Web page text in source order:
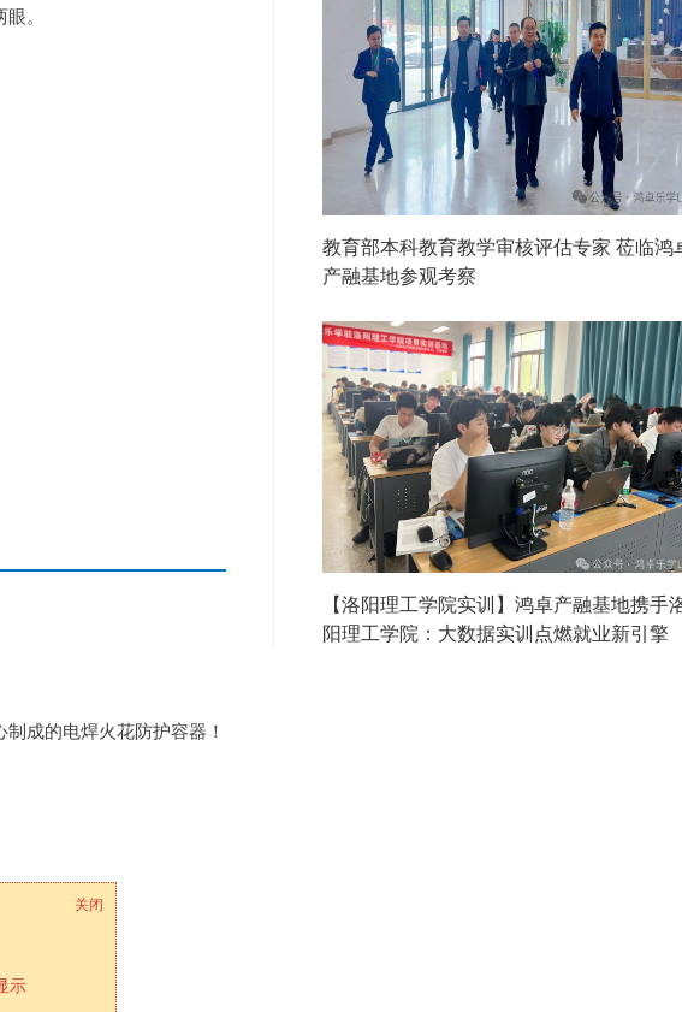
教育部本科教育教学审核评估专家 莅临鸿
产融基地参观考察
【洛阳理工学院实训】鸿卓产融基地携手
阳理工学院：大数据实训点燃就业新引擎
关闭
示